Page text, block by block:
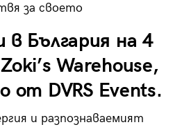
за своето
в България на 4
Warehouse,
от DVRS Events.
и разпознаваемият